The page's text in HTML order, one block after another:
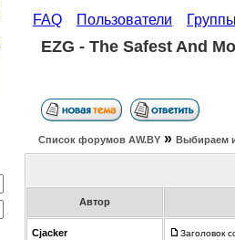
FAQ Пользователи
EZG - The Safest And
Список форумов АW.BY » Выбираем
Автор
Cjacker
Заголовок